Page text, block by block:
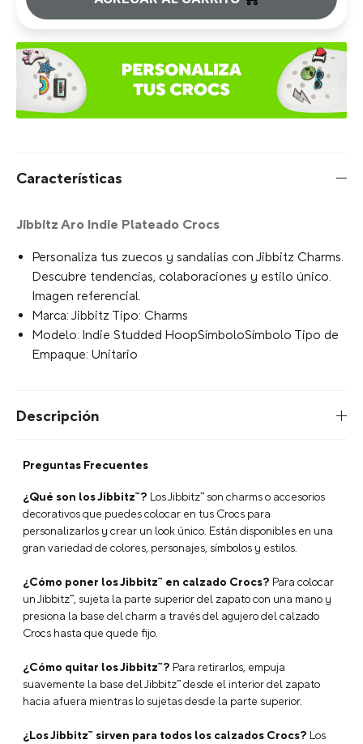
Características
Jibbitz Aro Indie Plateado Crocs
Personaliza tus zuecos y sandalias con Jibbitz Charms.
Descubre tendencias, colaboraciones y estilo único.
Imagen referencial.
Marca: Jibbitz Tipo: Charms
Modelo: Indie Studded HoopSímboloSímbolo Tipo de
Empaque: Unitario
Descripción
Preguntas Frecuentes
¿Qué son los Jibbitz™? Los Jibbitz™ son charms o accesorios
decorativos que puedes colocar en tus Crocs para
personalizarlos y crear un look único. Están disponibles en una
gran variedad de colores, personajes, símbolos y estilos.
¿Cómo poner los Jibbitz™ en calzado Crocs? Para colocar
un Jibbitz™, sujeta la parte superior del zapato con una mano y
presiona la base del charm a través del agujero del calzado
Crocs hasta que quede fijo.
¿Cómo quitar los Jibbitz™? Para retirarlos, empuja
suavemente la base del Jibbitz™ desde el interior del zapato
hacia afuera mientras lo sujetas desde la parte superior.
¿Los Jibbitz™ sirven para todos los calzados Crocs? Los